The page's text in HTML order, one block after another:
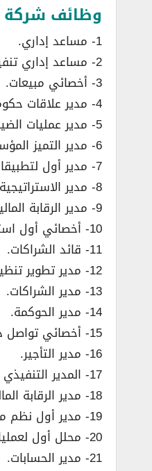
وظائف شركة
1- مساعد إداري.
2- مساعد إداري تنفيذي.
3- أخصائي مبيعات.
4- مدير علاقات حكومية.
5- مدير عمليات الضيافة.
6- مدير التميز المؤسسي.
7- مدير أول لتطبيقات الأعمال ونظام تخطيط الموارد المؤسسية (ERP).
8- مدير الاستراتيجية الرقمية.
9- مدير الرقابة المالية.
10- أخصائي أول استراتيجيات.
11- قائد الشراكات.
12- مدير تطوير تنظيمي.
13- مدير الشراكات.
14- مدير الحوكمة.
15- أخصائي تواصل داخلي.
16- مدير التأجير.
17- المدير التنفيذي لتطوير الأعمال.
18- مدير الرقابة المالية.
19- مدير أول نظم مالية.
20- محلل أول لعمليات الموارد البشرية.
21- مدير الحسابات.